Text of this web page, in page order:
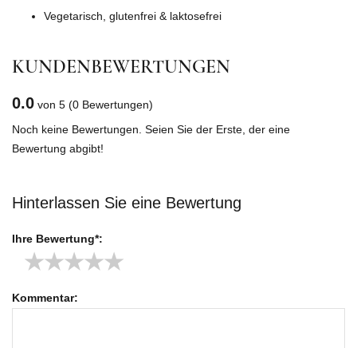
Vegetarisch, glutenfrei & laktosefrei
KUNDENBEWERTUNGEN
0.0 von 5 (0 Bewertungen)
Noch keine Bewertungen. Seien Sie der Erste, der eine
Bewertung abgibt!
Hinterlassen Sie eine Bewertung
Ihre Bewertung*:
★
★
★
★
★
Kommentar: